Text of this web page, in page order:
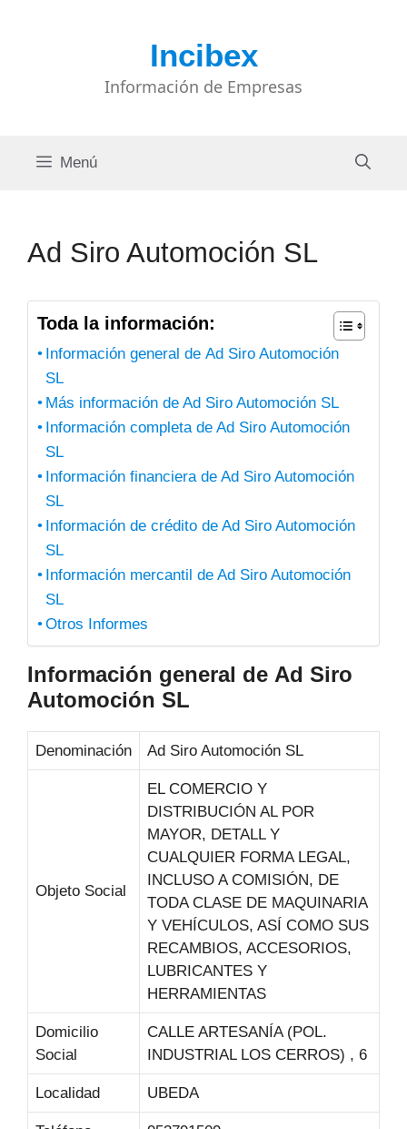
Incibex
Información de Empresas
Menú
Ad Siro Automoción SL
Toda la información:
Información general de Ad Siro Automoción
SL
Más información de Ad Siro Automoción SL
Información completa de Ad Siro Automoción
SL
Información financiera de Ad Siro Automoción
SL
Información de crédito de Ad Siro Automoción
SL
Información mercantil de Ad Siro Automoción
SL
Otros Informes
Información general de Ad Siro
Automoción SL
Denominación Ad Siro Automoción SL
Objeto Social
EL COMERCIO Y
DISTRIBUCIÓN AL POR
MAYOR, DETALL Y
CUALQUIER FORMA LEGAL,
INCLUSO A COMISIÓN, DE
TODA CLASE DE MAQUINARIA
Y VEHÍCULOS, ASÍ COMO SUS
RECAMBIOS, ACCESORIOS,
LUBRICANTES Y
HERRAMIENTAS
Domicilio
Social
CALLE ARTESANÍA (POL.
INDUSTRIAL LOS CERROS) , 6
Localidad UBEDA